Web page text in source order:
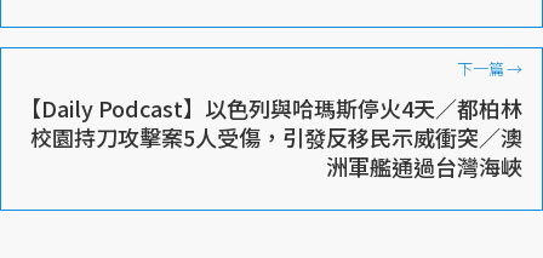
下一篇→
【Daily Podcast】以色列與哈瑪斯停火4天／都柏林
校園持刀攻擊案5人受傷，引發反移民示威衝突／澳
洲軍艦通過台灣海峽